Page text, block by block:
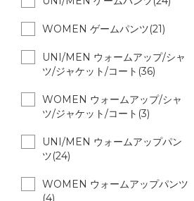
WOMEN ゲームパンツ(21)
UNI/MEN ウォームアップ/シャ
ツ/ジャケット/コート(36)
WOMEN ウォームアップ/シャ
ツ/ジャケット/コート(3)
UNI/MEN ウォームアップパン
ツ(24)
WOMEN ウォームアップパンツ
(4)